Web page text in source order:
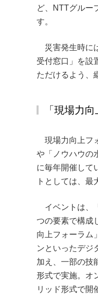
ど、NTTグルー
す。
災害発生時に
受付窓口」を設
ただけるよう、
「現場力
現場力向上フ
や「ノウハウの
に毎年開催して
トとしては、最
イベントは、
つの要素で構成
向上フォーラム
ンといったデジ
加え、一部の技
形式で実施。オ
リッド形式で開